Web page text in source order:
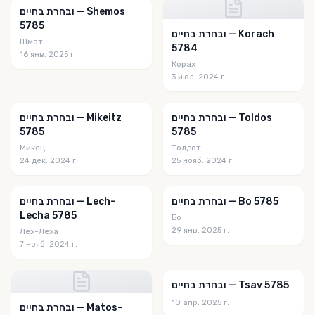
ובחרת בחיים — Shemos
5785
Шмот
16 янв. 2025 г.
ובחרת בחיים — Korach
5784
Корах
3 июл. 2024 г.
ובחרת בחיים — Mikeitz
5785
Микец
24 дек. 2024 г.
ובחרת בחיים — Toldos
5785
Толдот
25 нояб. 2024 г.
ובחרת בחיים — Lech-
Lecha 5785
Лех-Леха
7 нояб. 2024 г.
ובחרת בחיים — Bo 5785
Бо
29 янв. 2025 г.
ובחרת בחיים — Matos-
ובחרת בחיים — Tsav 5785
10 апр. 2025 г.